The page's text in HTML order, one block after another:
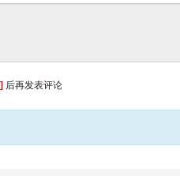
后再发表评论